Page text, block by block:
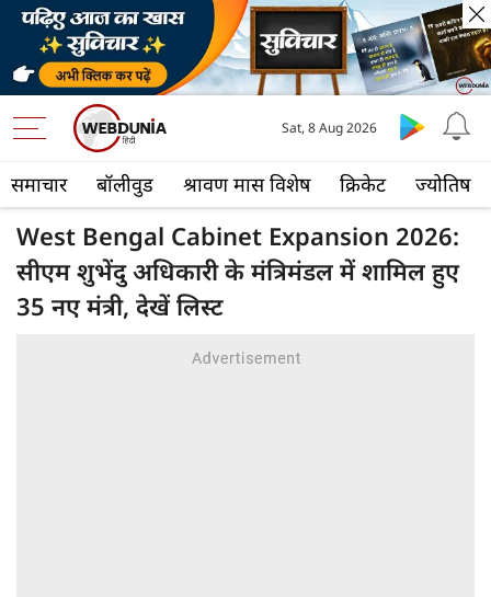
समाचार बॉलीवुड श्रावण मास विशेष क्रिकेट ज्योतिष
Sat, 8 Aug 2026
West Bengal Cabinet Expansion 2026:
सीएम शुभेंदु अधिकारी के मंत्रिमंडल में शामिल हुए
35 नए मंत्री, देखें लिस्ट